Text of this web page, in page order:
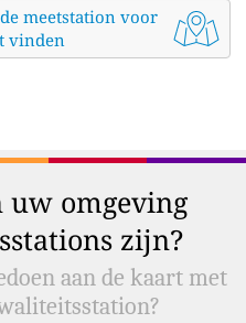
meetstation voor
vinden
uw omgeving
zijn?
aan de kaart met